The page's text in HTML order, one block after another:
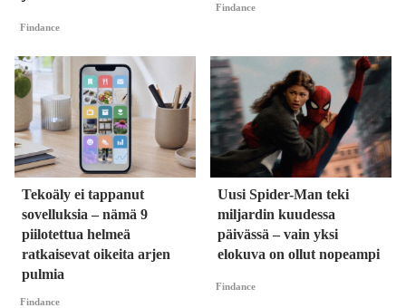
Findance
Findance
Tekoäly ei tappanut
sovelluksia – nämä 9
piilotettua helmeä
ratkaisevat oikeita arjen
pulmia
Findance
Uusi Spider-Man teki
miljardin kuudessa
päivässä – vain yksi
elokuva on ollut nopeampi
Findance